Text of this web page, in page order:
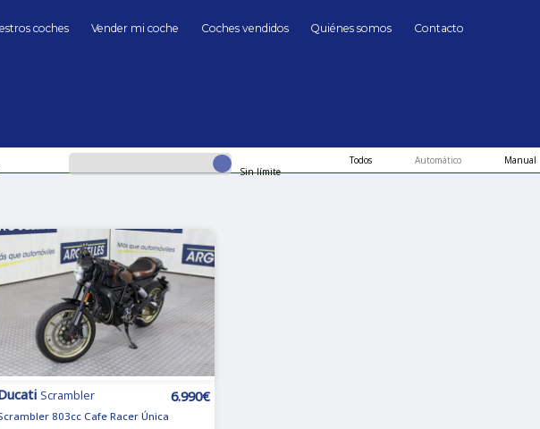
coches Vender mi coche Coches vendidos Quiénes somos Contacto
Sin límite
Todos Automático Manual
Scrambler 6.990€
803cc Cafe Racer Única